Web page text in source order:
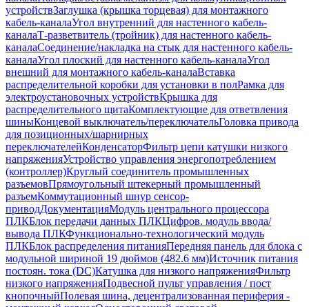
устройствЗаглушка (крышка торцевая) для монтажного
кабель-каналаУгол внутренний для настенного кабель-
каналаТ-разветвитель (тройник) для настенного кабель-
каналаСоединение/накладка на стык для настенного кабель-
каналаУгол плоский для настенного кабель-каналаУгол
внешний для монтажного кабель-каналаВставка
распределительной коробки для установки в полРамка для
электроустановочных устройствКрышка для
распределительного щитаКомплектующие для ответвления
шиныКонцевой выключатель/переключательГоловка привода
для позиционных/шарнирных
переключателейКонденсаторФильтр цепи катушки низкого
напряженияУстройство управления энергопотреблением
(контроллер)Круглый соединитель промышленных
разъемовПрямоугольный штекерный промышленный
разъемКоммутационный шнур сенсор-
приводДокументацияМодуль центрального процессора
ПЛКБлок передачи данных ПЛКЦифров. модуль ввода/
вывода ПЛКФункционально-технологический модуль
ПЛКБлок распределения питанияПередняя панель для блока с
модульной шириной 19 дюймов (482.6 мм)Источник питания
постоян. тока (DC)Катушка для низкого напряженияФильтр
низкого напряженияПодвесной пульт управления / пост
кнопочныйПолевая шина, децентрализованная периферия -